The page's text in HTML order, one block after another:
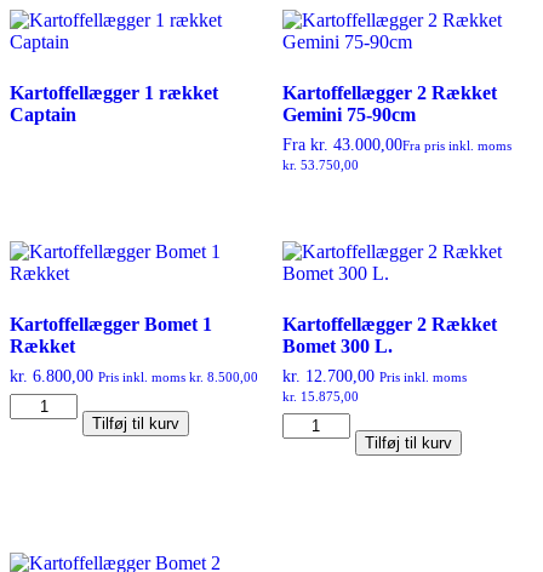
Kartoffellægger 1 rækket
Captain
Kartoffellægger 2 Rækket
Gemini 75-90cm
Fra kr. 43.000,00Fra pris inkl. moms
kr. 53.750,00
flere
varianter.
kan
vælges
på
varesiden
Kartoffellægger Bomet 1
Rækket
kr. 6.800,00 Pris inkl. moms kr. 8.500,00
Kartoffellægger
Bomet
Tilføj til kurv
Kartoffellægger 2 Rækket
Bomet 300 L.
kr. 12.700,00 Pris inkl. moms
kr. 15.875,00
Kartoffellægger
2
Tilføj til kurv